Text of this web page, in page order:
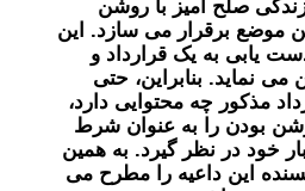
صلح آمیز با روشن
موضع برقرار می سازد. این
یابی به یک قرارداد و
می نماید. بنابراین، حتی
مذکور چه محتوایی دارد،
بودن را به عنوان شرط
خود در نظر گیرد. به همین
این داعیه را مطرح می